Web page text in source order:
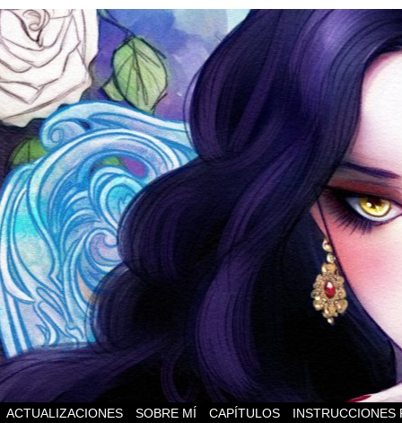
ACTUALIZACIONES SOBRE MÍ CAPÍTULOS INSTRUCCIONES